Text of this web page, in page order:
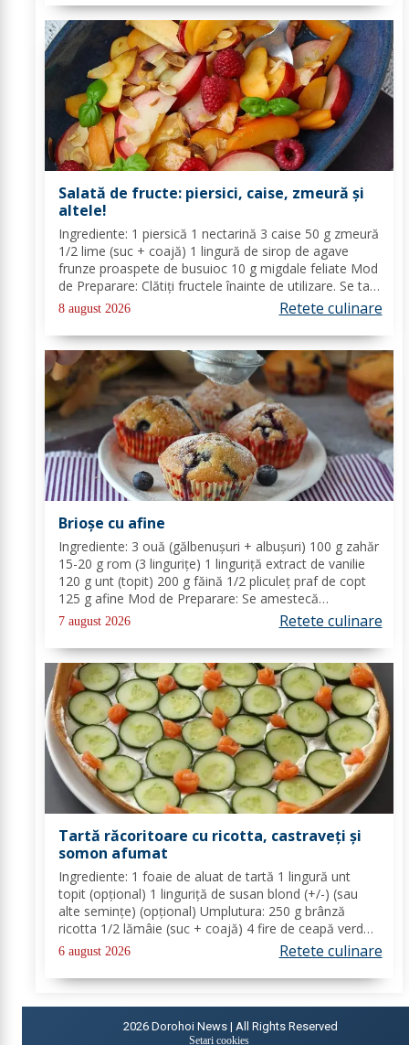
Salată de fructe: piersici, caise, zmeură și
altele!
Ingrediente: 1 piersică 1 nectarină 3 caise 50 g zmeură
1/2 lime (suc + coajă) 1 lingură de sirop de agave
frunze proaspete de busuioc 10 g migdale feliate Mod
de Preparare: Clătiți fructele înainte de utilizare. Se taie
piersicile, nectarinele și caisele în felii subțiri. Stoarceți
lămâia și...
8 august 2026 Retete culinare
Brioșe cu afine
Ingrediente: 3 ouă (gălbenușuri + albușuri) 100 g zahăr
15-20 g rom (3 lingurițe) 1 linguriță extract de vanilie
120 g unt (topit) 200 g făină 1/2 pliculeț praf de copt
125 g afine Mod de Preparare: Se amestecă
gălbenușurile cu zahărul, romul și vanilia. Se adaugă
untul topit, făina și praful de...
7 august 2026 Retete culinare
Tartă răcoritoare cu ricotta, castraveți și
somon afumat
Ingrediente: 1 foaie de aluat de tartă 1 lingură unt
topit (opțional) 1 linguriță de susan blond (+/-) (sau
alte semințe) (opțional) Umplutura: 250 g brânză
ricotta 1/2 lămâie (suc + coajă) 4 fire de ceapă verde
(+/-) piper Toppinguri: 1 castravete 80 gr somon
afumat 1 linguriță semințe de susan...
6 august 2026 Retete culinare
2026 Dorohoi News | All Rights Reserved
Setari cookies